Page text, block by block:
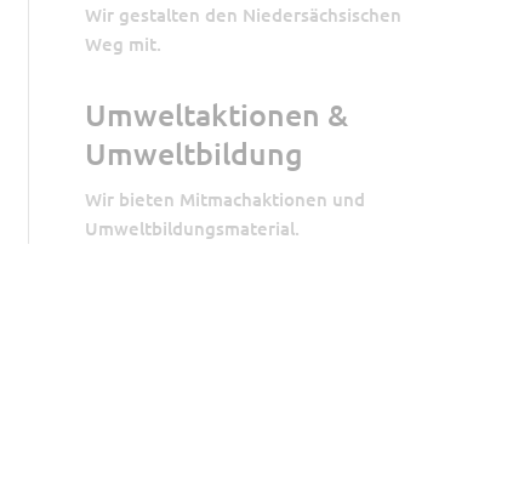
Wir gestalten den Niedersächsischen
Weg mit.
Umweltaktionen &
Umweltbildung
Wir bieten Mitmachaktionen und
Umweltbildungsmaterial.